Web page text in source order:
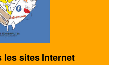
les sites Internet